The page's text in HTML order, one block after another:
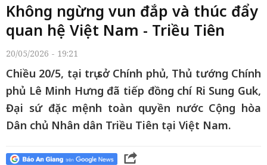
Không ngừng vun đắp và thúc đẩy
quan hệ Việt Nam - Triều Tiên
20/05/2026 - 19:21
Chiều 20/5, tại trụ sở Chính phủ, Thủ tướng Chính
phủ Lê Minh Hưng đã tiếp đồng chí Ri Sung Guk,
Đại sứ đặc mệnh toàn quyền nước Cộng hòa
Dân chủ Nhân dân Triều Tiên tại Việt Nam.